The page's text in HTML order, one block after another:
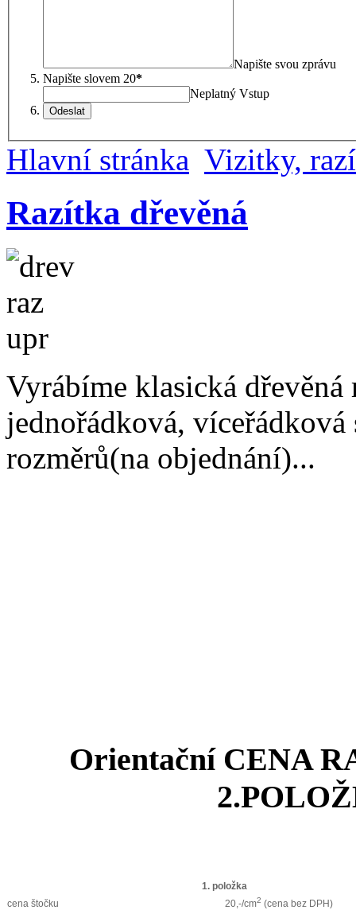
Napište svou zprávu
Napište slovem 20*
Neplatný Vstup
Odeslat
Hlavní stránka Vizitky,
Razítka dřevěná
Vyrábíme klasická dřevěná
jednořádková,
rozměrů(na objednání)...
Orientační CENA
1. položka
cena štočku
20,-/cm2 (cena bez DPH)